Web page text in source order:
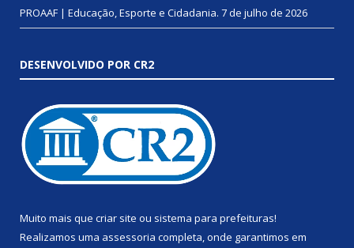
PROAAF | Educação, Esporte e Cidadania. 7 de julho de 2026
DESENVOLVIDO POR CR2
Muito mais que criar site ou sistema para prefeituras!
Realizamos uma assessoria completa, onde garantimos em